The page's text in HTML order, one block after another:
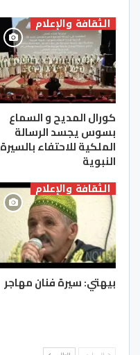
الثقافة والإعلام
كورال المديح و السماع
بسوس يجسد الرسالة
الملكية للاحتفاء بالسيرة
النبوية
الثقافة والإعلام
بيهتي: سيرة فنان مهاجر